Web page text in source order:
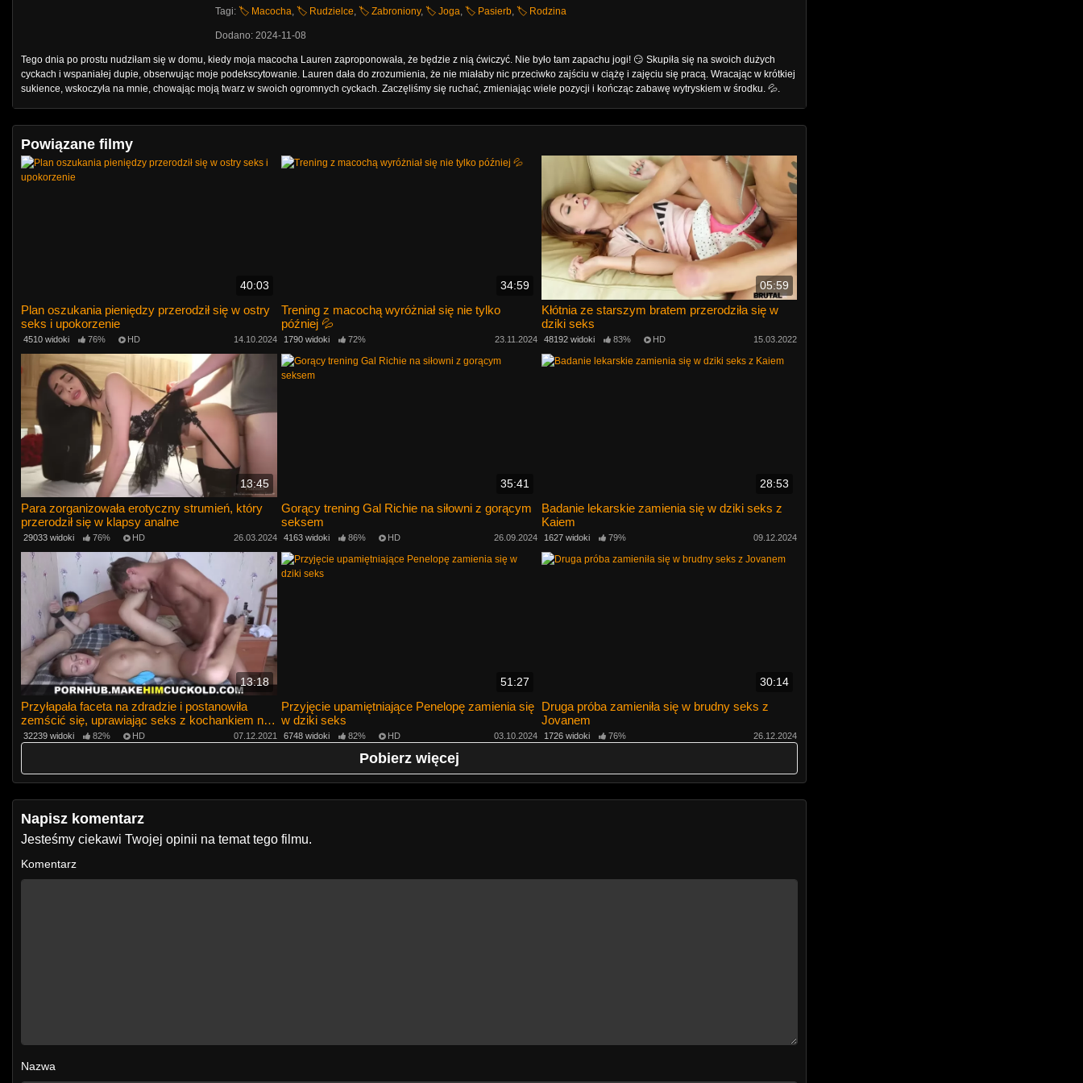
Tagi: 🏷️ Macocha, 🏷️ Rudzielce, 🏷️ Zabroniony, 🏷️ Joga, 🏷️ Pasierb, 🏷️ Rodzina
Dodano: 2024-11-08
Tego dnia po prostu nudziłam się w domu, kiedy moja macocha Lauren zaproponowała, że ​​będzie z nią ćwiczyć. Nie było tam zapachu jogi! 😏 Skupiła się na swoich dużych
cyckach i wspaniałej dupie, obserwując moje podekscytowanie. Lauren dała do zrozumienia, że ​​nie miałaby nic przeciwko zajściu w ciążę i zajęciu się pracą. Wracając w krótkiej
sukience, wskoczyła na mnie, chowając moją twarz w swoich ogromnych cyckach. Zaczęliśmy się ruchać, zmieniając wiele pozycji i kończąc zabawę wytryskiem w środku. 💦.
Powiązane filmy
40:03
Plan oszukania pieniędzy przerodził się w ostry
seks i upokorzenie
4510 widoki 76% HD 14.10.2024
34:59
Trening z macochą wyróżniał się nie tylko
później 💦
1790 widoki 72% 23.11.2024
05:59
Kłótnia ze starszym bratem przerodziła się w
dziki seks
48192 widoki 83% HD 15.03.2022
13:45
Para zorganizowała erotyczny strumień, który
przerodził się w klapsy analne
29033 widoki 76% HD 26.03.2024
35:41
Gorący trening Gal Richie na siłowni z gorącym
seksem
4163 widoki 86% HD 26.09.2024
28:53
Badanie lekarskie zamienia się w dziki seks z
Kaiem
1627 widoki 79% 09.12.2024
13:18
Przyłapała faceta na zdradzie i postanowiła
zemścić się, uprawiając seks z kochankiem na
jego oczach
32239 widoki 82% HD 07.12.2021
51:27
Przyjęcie upamiętniające Penelopę zamienia się
w dziki seks
6748 widoki 82% HD 03.10.2024
30:14
Druga próba zamieniła się w brudny seks z
Jovanem
1726 widoki 76% 26.12.2024
Pobierz więcej
Napisz komentarz
Jesteśmy ciekawi Twojej opinii na temat tego filmu.
Komentarz
Nazwa